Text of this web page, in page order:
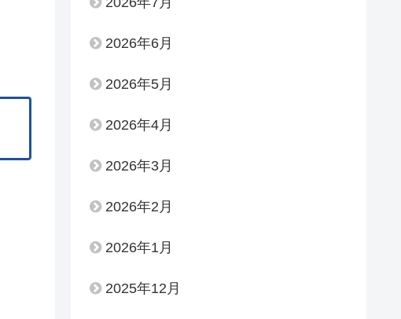
2026年6月
2026年5月
2026年4月
2026年3月
2026年2月
2026年1月
2025年12月